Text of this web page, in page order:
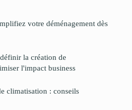
votre déménagement dès
la création de
l'impact business
climatisation : conseils